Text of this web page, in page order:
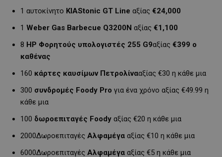
1 αυτοκίνητο ΚΙΑStonic GT Line αξίας €24,000
1 Weber Gas Barbecue Q3200N αξίας €1,100
8 ΗΡ Φορητούς υπολογιστές 255 G9αξίας €399 ο
καθένας
160 κάρτες καυσίμων Πετρολίνααξίας €30 η κάθε μια
300 συνδρομές Foody Pro για ένα χρόνο αξίας €49.99 η
κάθε μια
100 δωροεπιταγές Foody αξίας €20 η κάθε μια
2000Δωροεπιταγές Αλφαμέγα αξίας €10 η κάθε μια
6000Δωροεπιταγές Αλφαμέγα αξίας €5 η κάθε μια